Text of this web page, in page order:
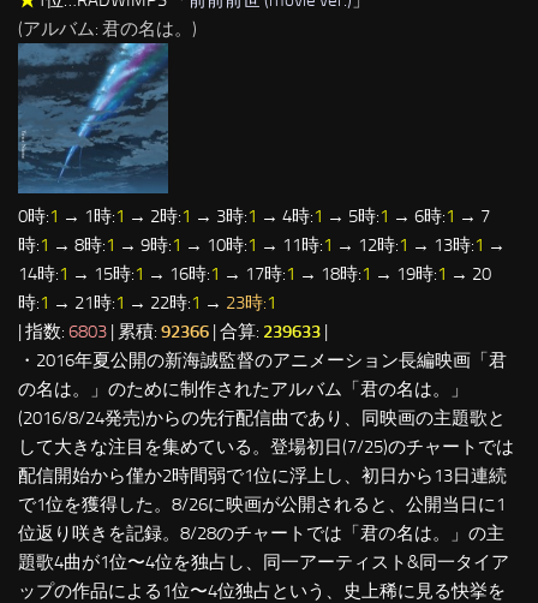
(アルバム: 君の名は。)
0時:1 → 1時:1 → 2時:1 → 3時:1 → 4時:1 → 5時:1 → 6時:1 → 7
時:1 → 8時:1 → 9時:1 → 10時:1 → 11時:1 → 12時:1 → 13時:1 →
14時:1 → 15時:1 → 16時:1 → 17時:1 → 18時:1 → 19時:1 → 20
時:1 → 21時:1 → 22時:1 → 23時:1
| 指数: 6803 | 累積: 92366 | 合算: 239633 |
・2016年夏公開の新海誠監督のアニメーション長編映画「君
の名は。」のために制作されたアルバム「君の名は。」
(2016/8/24発売)からの先行配信曲であり、同映画の主題歌と
して大きな注目を集めている。登場初日(7/25)のチャートでは
配信開始から僅か2時間弱で1位に浮上し、初日から13日連続
で1位を獲得した。8/26に映画が公開されると、公開当日に1
位返り咲きを記録。8/28のチャートでは「君の名は。」の主
題歌4曲が1位〜4位を独占し、同一アーティスト&同一タイア
ップの作品による1位〜4位独占という、史上稀に見る快挙を